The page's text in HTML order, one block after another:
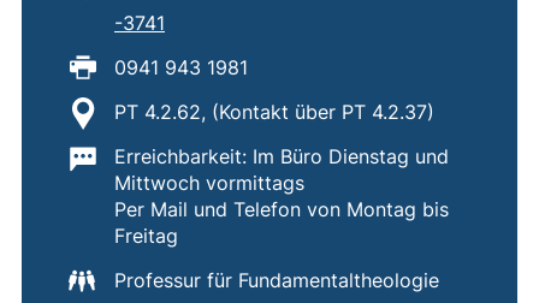
Tel:
-3741
Fax:
0941 943 1981
Standort:
PT 4.2.62, (Kontakt über PT 4.2.37)
Wichtige Informationen:
Erreichbarkeit: Im Büro Dienstag und
Mittwoch vormittags
Per Mail und Telefon von Montag bis
Freitag
Professur für Fundamentaltheologie